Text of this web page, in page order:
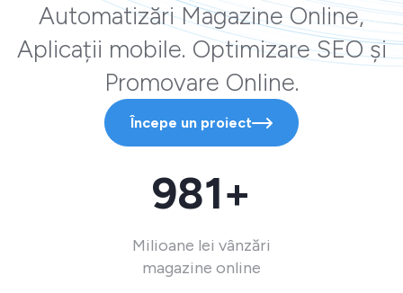
Automatizări Magazine Online,
Aplicații mobile. Optimizare SEO și
Promovare Online.
Începe un proiect
981+
Milioane lei vânzări
magazine online